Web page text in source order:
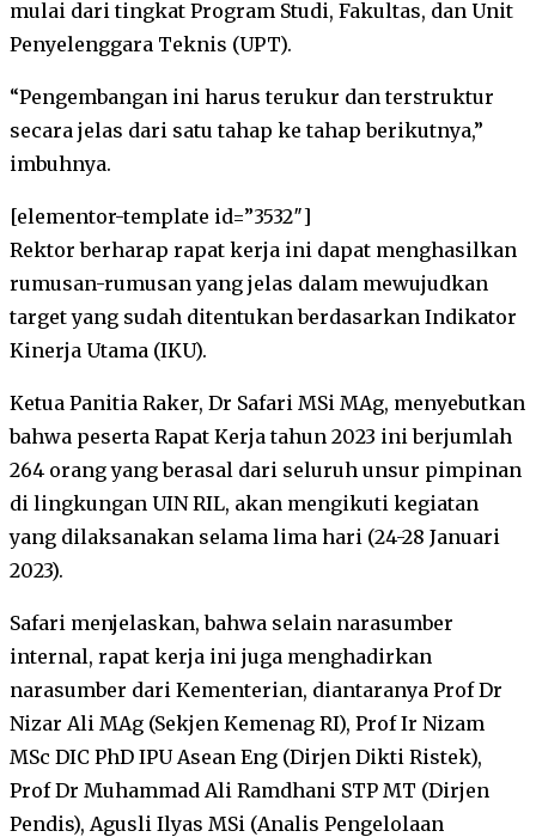
mulai dari tingkat Program Studi, Fakultas, dan Unit
Penyelenggara Teknis (UPT).
“Pengembangan ini harus terukur dan terstruktur
secara jelas dari satu tahap ke tahap berikutnya,”
imbuhnya.
[elementor-template id=”3532″]
Rektor berharap rapat kerja ini dapat menghasilkan
rumusan-rumusan yang jelas dalam mewujudkan
target yang sudah ditentukan berdasarkan Indikator
Kinerja Utama (IKU).
Ketua Panitia Raker, Dr Safari MSi MAg, menyebutkan
bahwa peserta Rapat Kerja tahun 2023 ini berjumlah
264 orang yang berasal dari seluruh unsur pimpinan
di lingkungan UIN RIL, akan mengikuti kegiatan
yang dilaksanakan selama lima hari (24-28 Januari
2023).
Safari menjelaskan, bahwa selain narasumber
internal, rapat kerja ini juga menghadirkan
narasumber dari Kementerian, diantaranya Prof Dr
Nizar Ali MAg (Sekjen Kemenag RI), Prof Ir Nizam
MSc DIC PhD IPU Asean Eng (Dirjen Dikti Ristek),
Prof Dr Muhammad Ali Ramdhani STP MT (Dirjen
Pendis), Agusli Ilyas MSi (Analis Pengelolaan